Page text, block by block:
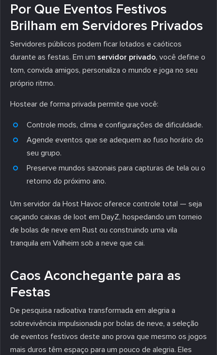
Por Que Eventos Festivos
Brilham em Servidores Privados
Servidores públicos podem ficar lotados e caóticos
durante as festas. Em um servidor privado, você define o
tom, convida amigos, personaliza o mundo e joga no seu
próprio ritmo.
Hostear de forma privada permite que você:
Controle mods, clima e configurações de dificuldade.
Agende eventos que se adequem ao fuso horário do
seu grupo.
Preserve mundos sazonais para capturas de tela ou o
retorno do próximo ano.
Um servidor da Host Havoc oferece controle total — seja
caçando caixas de loot em DayZ, hospedando um torneio
de bolas de neve em Rust ou construindo uma vila
tranquila em Valheim sob a neve que cai.
Caos Aconchegante para as
Festas
De pesquisa radioativa transformada em alegria a
sobrevivência impulsionada por bolas de neve, a seleção
de eventos festivos deste ano prova que mesmo os jogos
mais duros têm espaço para um pouco de alegria. Eles